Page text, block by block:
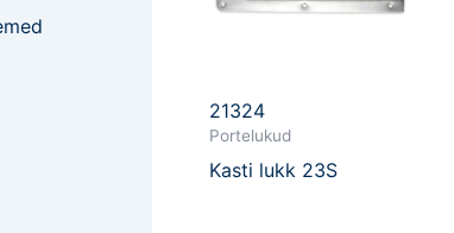
21324
Portelukud
Kasti lukk 23S